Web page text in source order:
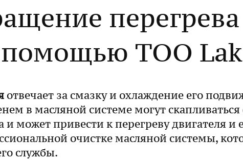
перегрева
помощью ТОО
отвечает за смазку и охлаждение его
в масляной системе могут
может привести к перегреву двигателя и
очистке масляной системы,
службы.